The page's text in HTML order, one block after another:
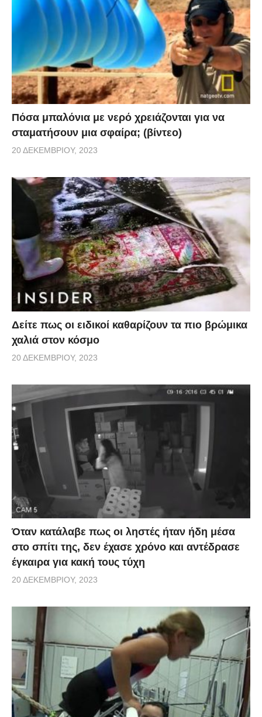
Πόσα μπαλόνια με νερό χρειάζονται για να
σταματήσουν μια σφαίρα; (βίντεο)
20 ΔΕΚΕΜΒΡΊΟΥ, 2023
Δείτε πως οι ειδικοί καθαρίζουν τα πιο βρώμικα
χαλιά στον κόσμο
20 ΔΕΚΕΜΒΡΊΟΥ, 2023
Όταν κατάλαβε πως οι ληστές ήταν ήδη μέσα
στο σπίτι της, δεν έχασε χρόνο και αντέδρασε
έγκαιρα για κακή τους τύχη
20 ΔΕΚΕΜΒΡΊΟΥ, 2023